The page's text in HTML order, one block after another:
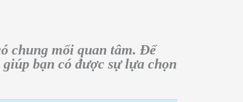
chung mối quan tâm. Để
bạn có được sự lựa chọn